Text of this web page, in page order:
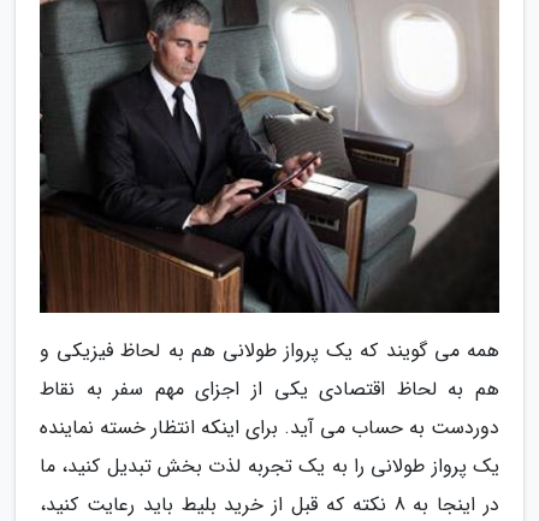
همه می گویند که یک پرواز طولانی هم به لحاظ فیزیکی و
هم به لحاظ اقتصادی یکی از اجزای مهم سفر به نقاط
دوردست به حساب می آید. برای اینکه انتظار خسته نماینده
یک پرواز طولانی را به یک تجربه لذت بخش تبدیل کنید، ما
در اینجا به 8 نکته که قبل از خرید بلیط باید رعایت کنید،